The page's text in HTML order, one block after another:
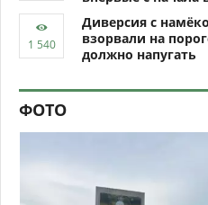
Диверсия с
взорвали на
должно напугать
ФОТО